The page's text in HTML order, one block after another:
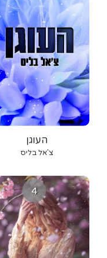
העוגן
צ'אל בליס
4